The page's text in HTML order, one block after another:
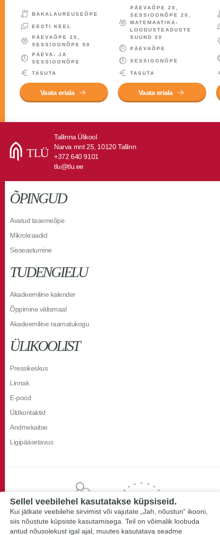
BAKALAUREUSEÕPE
EESTI KEEL
PÄEVAÕPE 25,
SESSIOONÕPE 50
PÄEVA- JA
SESSIOONÕPE
TASUTA
Vaata eriala
PÄEVAÕPE 20,
SESSIOONÕPE 20,
MATEMAATIKA-
LOODUSTEADUSTE
SUUND 20
PÄEVAÕPE
SESSIOONÕPE
TASUTA
Vaata eriala
Tallinna Ülikool
Narva mnt 25, 10120 Tallinn
+372 640 9101
tlu@tlu.ee
ÕPINGUD
Avatud tasemeõpe
Mikrokraadid
Sisseastumine
TUDENGIELU
Akadeemiline kalender
Õppimine välismaal
Akadeemiline raamatukogu
ÜLIKOOLIST
Pressikeskus
Linnak
E-pood
Üldkontaktid
Andmekaitse
Ligipääsetavus
Sellel veebilehel kasutatakse küpsiseid.
Kui jätkate veebilehe sirvimist või vajutate „Jah, nõustun“ ikooni,
siis nõustute küpsiste kasutamisega. Teil on võimalik loobuda
antud nõusolekust igal ajal, muutes kasutatava seadme